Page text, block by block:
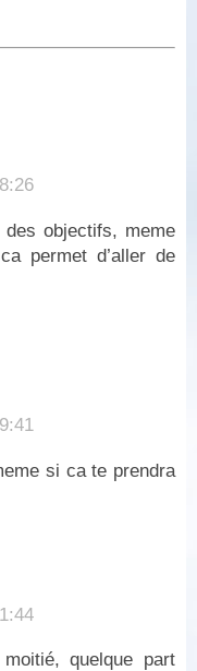
objectifs, meme
permet d’aller de
si ca te prendra
quelque part